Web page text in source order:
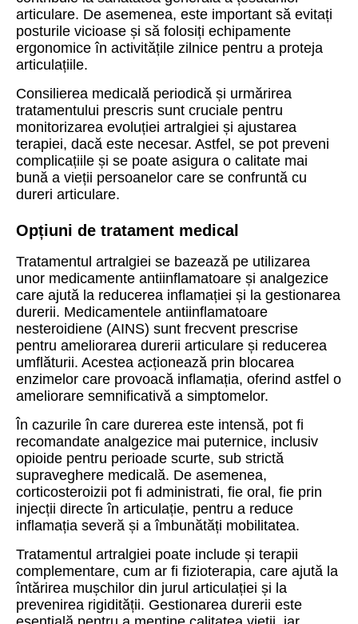
articulare. De asemenea, este important să evitați
posturile vicioase și să folosiți echipamente
ergonomice în activitățile zilnice pentru a proteja
articulațiile.
Consilierea medicală periodică și urmărirea
tratamentului prescris sunt cruciale pentru
monitorizarea evoluției artralgiei și ajustarea
terapiei, dacă este necesar. Astfel, se pot preveni
complicațiile și se poate asigura o calitate mai
bună a vieții persoanelor care se confruntă cu
dureri articulare.
Opțiuni de tratament medical
Tratamentul artralgiei se bazează pe utilizarea
unor medicamente antiinflamatoare și analgezice
care ajută la reducerea inflamației și la gestionarea
durerii. Medicamentele antiinflamatoare
nesteroidiene (AINS) sunt frecvent prescrise
pentru ameliorarea durerii articulare și reducerea
umflăturii. Acestea acționează prin blocarea
enzimelor care provoacă inflamația, oferind astfel o
ameliorare semnificativă a simptomelor.
În cazurile în care durerea este intensă, pot fi
recomandate analgezice mai puternice, inclusiv
opioide pentru perioade scurte, sub strictă
supraveghere medicală. De asemenea,
corticosteroizii pot fi administrati, fie oral, fie prin
injecții directe în articulație, pentru a reduce
inflamația severă și a îmbunătăți mobilitatea.
Tratamentul artralgiei poate include și terapii
complementare, cum ar fi fizioterapia, care ajută la
întărirea mușchilor din jurul articulației și la
prevenirea rigidității. Gestionarea durerii este